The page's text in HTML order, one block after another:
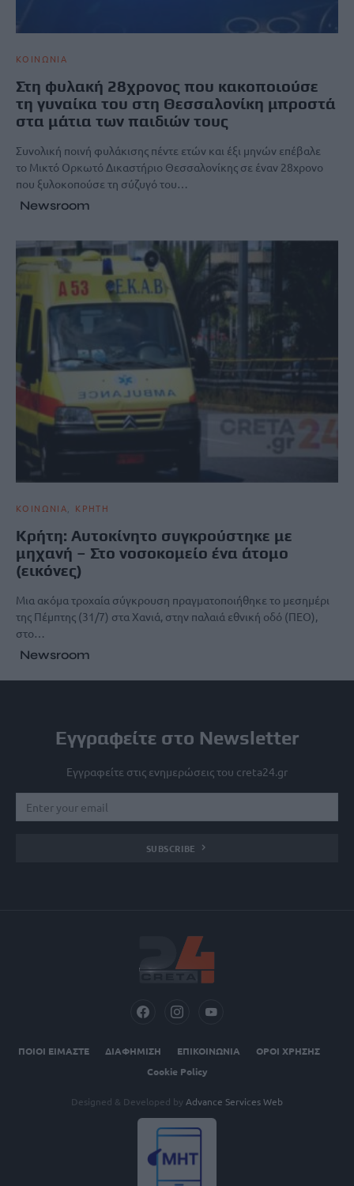
ΚΟΙΝΩΝΙΑ
Στη φυλακή 28χρονος που κακοποιούσε
τη γυναίκα του στη Θεσσαλονίκη μπροστά
στα μάτια των παιδιών τους
Συνολική ποινή φυλάκισης πέντε ετών και έξι μηνών επέβαλε
το Μικτό Ορκωτό Δικαστήριο Θεσσαλονίκης σε έναν 28χρονο
που ξυλοκοπούσε τη σύζυγό του…
Newsroom
ΚΟΙΝΩΝΙΑ ΚΡΗΤΗ
Κρήτη: Αυτοκίνητο συγκρούστηκε με
μηχανή – Στο νοσοκομείο ένα άτομο
(εικόνες)
Μια ακόμα τροχαία σύγκρουση πραγματοποιήθηκε το μεσημέρι
της Πέμπτης (31/7) στα Χανιά, στην παλαιά εθνική οδό (ΠΕΟ),
στο…
Newsroom
Εγγραφείτε στο Newsletter
Εγγραφείτε στις ενημερώσεις του creta24.gr
SUBSCRIBE
ΠΟΙΟΙ ΕΙΜΑΣΤΕ ΔΙΑΦΗΜΙΣΗ ΕΠΙΚΟΙΝΩΝΙΑ
ΟΡΟΙ ΧΡΗΣΗΣ
Cookie Policy
Designed & Developed by Advance Services Web